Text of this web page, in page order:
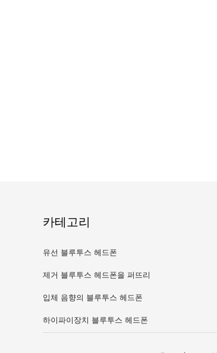
카테고리
유선 블루투스 헤드폰
제거 블루투스 헤드폰을 퍼뜨리
세요
입체 음향의 블루투스 헤드폰
하이파이장치 블루투스 헤드폰